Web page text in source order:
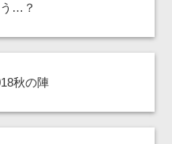
…？
秋の陣